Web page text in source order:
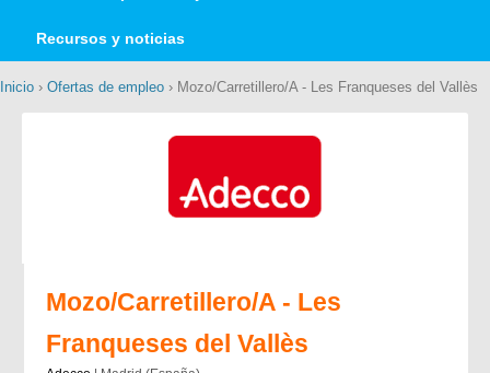
Recursos y noticias
Inicio › Ofertas de empleo › Mozo/Carretillero/A - Les Franqueses del Vallès
Mozo/Carretillero/A - Les
Franqueses del Vallès